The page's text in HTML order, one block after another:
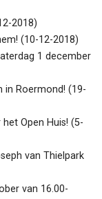
2018)
(10-12-2018)
1 december
in Roermond! (19-
Open Huis! (5-
van Thielpark
van 16.00-